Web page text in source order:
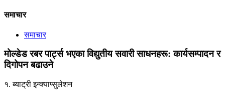
समाचार
समाचार
मोल्डेड रबर पार्ट्स भएका विद्युतीय सवारी साधनहरू: कार्यसम्पादन र
दिगोपन बढाउने
१. ब्याट्री इन्क्याप्सुलेशन